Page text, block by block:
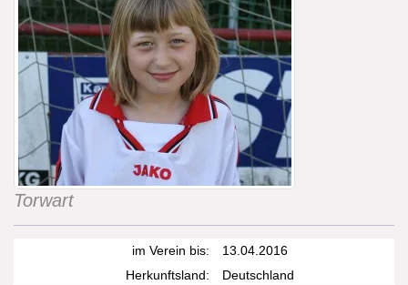
Torwart
im Verein bis:
13.04.2016
Herkunftsland:
Deutschland